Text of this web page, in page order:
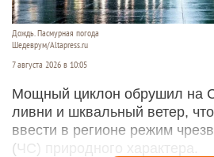
Дождь. Пасмурная погода
Шедеврум/Altapress.ru
7 августа 2026 в 10:05
Мощный циклон обрушил на
ливни и шквальный ветер,
ввести в регионе режим
(ЧС) природного характера.